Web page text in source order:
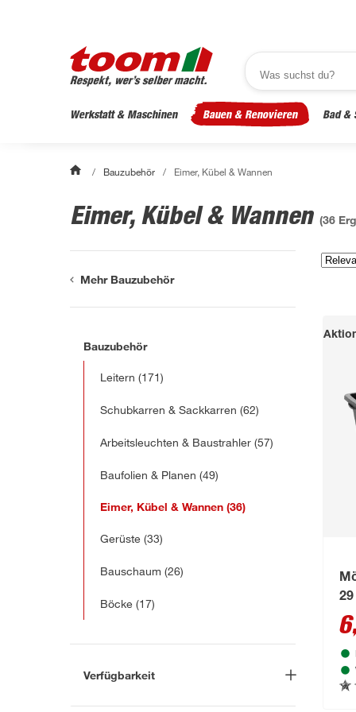
Werkstatt & Maschinen Bauen & Renovieren Bad &
/ Bauzubehör / Eimer, Kübel & Wannen
Eimer, Kübel & Wannen (36
Mehr Bauzubehör
Bauzubehör
Leitern (171)
Schubkarren & Sackkarren (62)
Arbeitsleuchten & Baustrahler (57)
Baufolien & Planen (49)
Eimer, Kübel & Wannen (36)
Gerüste (33)
Bauschaum (26)
Böcke (17)
Verfügbarkeit
Lieferung nach Hause (15)
6